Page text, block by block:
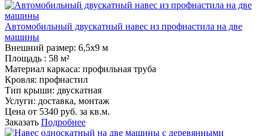
Автомобильный двускатный навес из профнастила на две
машины
Внешний размер: 6,5х9 м
Площадь : 58 м²
Материал каркаса: профильная труба
Кровля: профнастил
Тип крыши: двускатная
Услуги: доставка, монтаж
Цена от 5340 руб. за кв.м.
Заказать Подробнее